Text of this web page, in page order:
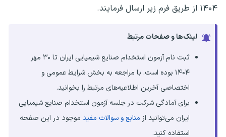
۱۴۰۴ از طریق فرم زیر ارسال فرمایند.
لینک‌ها و صفحات مرتبط
ثبت نام آزمون استخدام صنایع شیمیایی ایران تا ۳۰ مهر
۱۴۰۴ بوده است. با مراجعه به بخش شرایط عمومی و
اختصاصی آخرین اطلاعیه‌های مرتبط را بخوانید.
برای آمادگی شرکت در جلسه آزمون استخدام صنایع شیمیایی
ایران می‌توانید از منابع و سوالات مفید موجود در این صفحه
استفاده کنید.